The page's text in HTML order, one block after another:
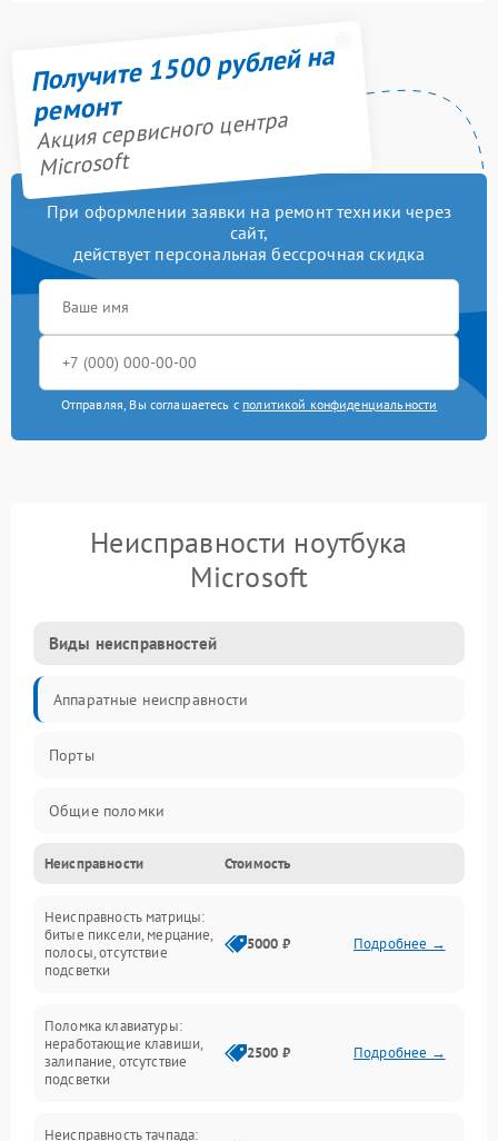
Получите 1500 рублей на
ремонт
Акция сервисного центра
Microsoft
При оформлении заявки на ремонт техники через
сайт,
действует персональная бессрочная скидка
Отправляя, Вы соглашаетесь с политикой конфиденциальности
Неисправности ноутбука
Microsoft
Виды неисправностей
Аппаратные неисправности
Порты
Общие поломки
Устройства
Программные ошибки
Электрические и системные сбои
Интерфейсные проблемы
Батарея
Неисправности Стоимость
Неисправность матрицы:
битые пиксели, мерцание,
полосы, отсутствие
подсветки
5000 ₽ Подробнее →
Поломка клавиатуры:
неработающие клавиши,
залипание, отсутствие
подсветки
2500 ₽ Подробнее →
Неисправность тачпада: